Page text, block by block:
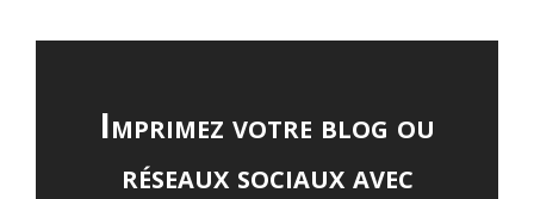
Imprimez votre blog ou
réseaux sociaux avec